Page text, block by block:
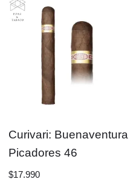
Curivari: Buenaventura
Picadores 46
$17.990